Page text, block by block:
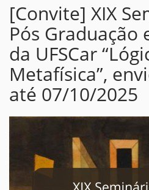
[Convite] XIX
Pós Graduação
da UFSCar
Metafísica”,
até 07/10/2025